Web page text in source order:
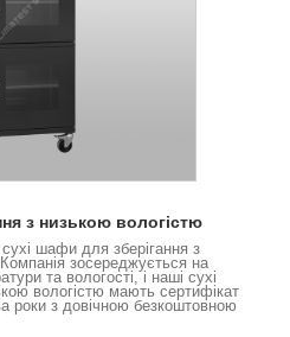
з низькою вологістю
шафи для зберігання з
зосереджується на
та вологості, і наші сухі
вологістю мають сертифікат
роки з довічною безкоштовною